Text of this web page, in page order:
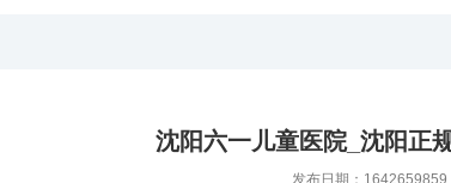
沈阳六一儿童医院_沈阳正
发布日期：